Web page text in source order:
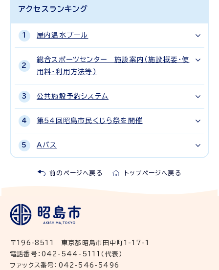
アクセスランキング
屋内温水プール
総合スポーツセンター 施設案内（施設概要・使
用料・利用方法等）
公共施設予約システム
第54回昭島市民くじら祭を開催
Aバス
前のページへ戻る トップページへ戻る
〒196-8511 東京都昭島市田中町1-17-1
電話番号：042-544-5111（代表）
ファックス番号：042-546-5496